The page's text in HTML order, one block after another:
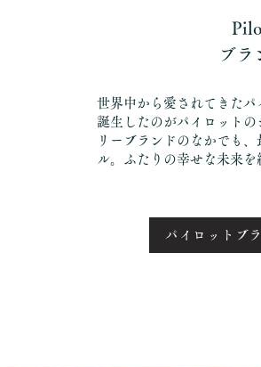
ブラ
世界中から愛されてきたパ
誕生したのがパイロット
リーブランドのなかでも
ル。ふたりの幸せな未来を
パイロットブ